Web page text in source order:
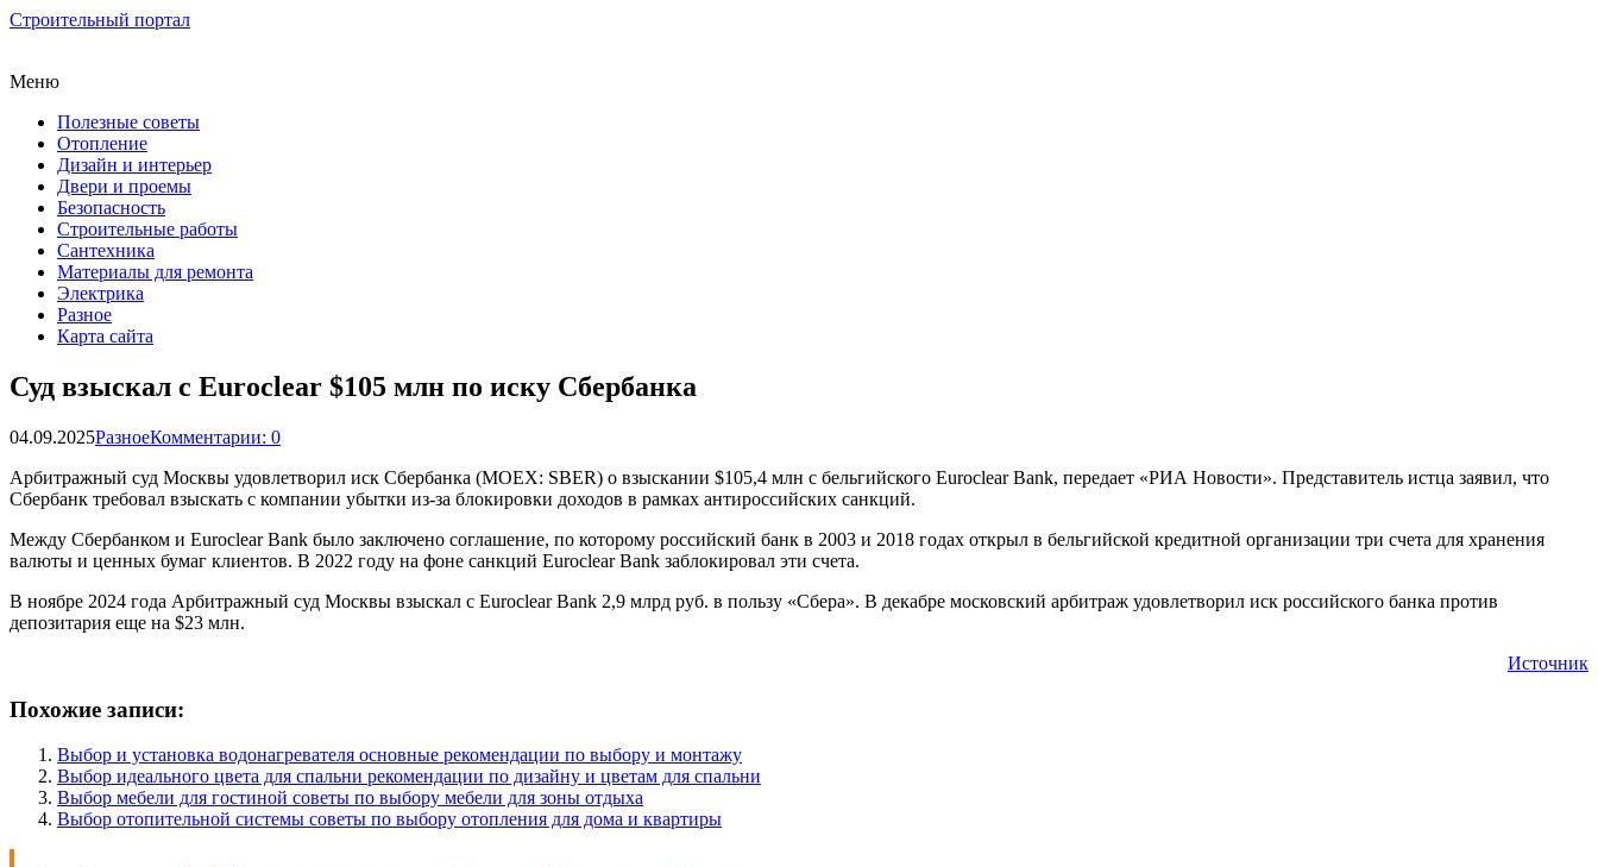
Строительный портал
Меню
Полезные советы
Отопление
Дизайн и интерьер
Двери и проемы
Безопасность
Строительные работы
Сантехника
Материалы для ремонта
Электрика
Разное
Карта сайта
Суд взыскал с Euroclear $105 млн по иску Сбербанка
04.09.2025РазноеКомментарии: 0
Арбитражный суд Москвы удовлетворил иск Сбербанка (MOEX: SBER) о взыскании $105,4 млн с бельгийского Euroclear Bank, передает «РИА Новости». Представитель истца заявил, что
Сбербанк требовал взыскать с компании убытки из-за блокировки доходов в рамках антироссийских санкций.
Между Сбербанком и Euroclear Bank было заключено соглашение, по которому российский банк в 2003 и 2018 годах открыл в бельгийской кредитной организации три счета для хранения
валюты и ценных бумаг клиентов. В 2022 году на фоне санкций Euroclear Bank заблокировал эти счета.
В ноябре 2024 года Арбитражный суд Москвы взыскал с Euroclear Bank 2,9 млрд руб. в пользу «Сбера». В декабре московский арбитраж удовлетворил иск российского банка против
депозитария еще на $23 млн.
Источник
Похожие записи:
Выбор и установка водонагревателя основные рекомендации по выбору и монтажу
Выбор идеального цвета для спальни рекомендации по дизайну и цветам для спальни
Выбор мебели для гостиной советы по выбору мебели для зоны отдыха
Выбор отопительной системы советы по выбору отопления для дома и квартиры